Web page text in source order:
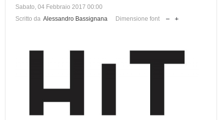
Sabato, 04 Febbraio 2017 00:00
Scritto da Alessandro Bassignana Dimensione font